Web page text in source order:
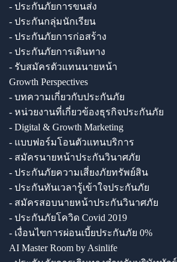
- ประกันภัยการขนส่ง
- ประกันกลุ่มนักเรียน
- ประกันภัยการก่อสร้าง
- ประกันภัยการเดินทาง
- รับสมัครตัวแทนนายหน้า
Growth Perspectives
- บทความเกี่ยวกับประกันภัย
- หน่วยงานที่เกี่ยวข้องธุรกิจประกันภัย
- Digital & Growth Marketing
- แบบฟอร์มโอนตัวแทนบริการ
- สมัครนายหน้าประกันวินาศภัย
- ประกันภัยความเสี่ยงภัยทรัพย์สิน
- ประกันทันเวลารู้เข้าใจประกันภัย
- สมัครสอบนายหน้าประกันวินาศภัย
- ประกันภัยโควิด Covid 2019
- เงื่อนไขการผ่อนเบี้ยประกันภัย 0%
AI Master Room by Asinlife